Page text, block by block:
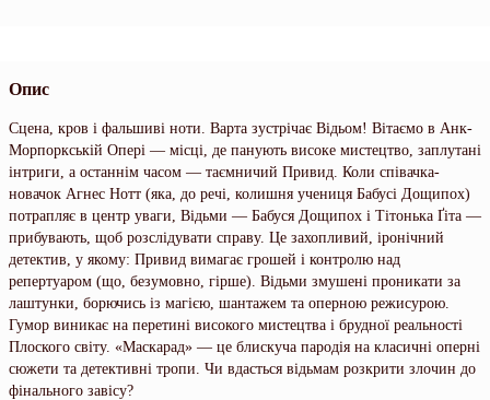
Опис
Сцена, кров і фальшиві ноти. Варта зустрічає Відьом! Вітаємо в Анк-
Морпоркській Опері — місці, де панують високе мистецтво, заплутані
інтриги, а останнім часом — таємничий Привид. Коли співачка-
новачок Агнес Нотт (яка, до речі, колишня учениця Бабусі Дощипох)
потрапляє в центр уваги, Відьми — Бабуся Дощипох і Тітонька Ґіта —
прибувають, щоб розслідувати справу. Це захопливий, іронічний
детектив, у якому: Привид вимагає грошей і контролю над
репертуаром (що, безумовно, гірше). Відьми змушені проникати за
лаштунки, борючись із магією, шантажем та оперною режисурою.
Гумор виникає на перетині високого мистецтва і брудної реальності
Плоского світу. «Маскарад» — це блискуча пародія на класичні оперні
сюжети та детективні тропи. Чи вдасться відьмам розкрити злочин до
фінального завісу?